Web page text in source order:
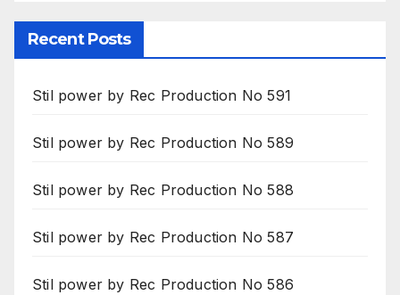
Recent Posts
Stil power by Rec Production No 591
Stil power by Rec Production No 589
Stil power by Rec Production No 588
Stil power by Rec Production No 587
Stil power by Rec Production No 586